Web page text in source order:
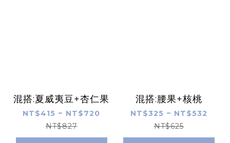
混搭:夏威夷豆+杏仁果
NT$415 ~ NT$720
NT$827
混搭:腰果+核桃
NT$325 ~ NT$532
NT$625